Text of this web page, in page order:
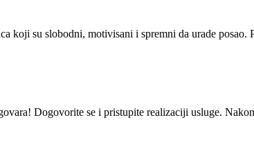
koji su slobodni, motivisani i spremni da urade
Dogovorite se i pristupite realizaciji usluge.